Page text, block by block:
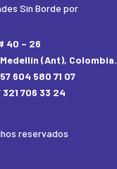
Sin Borde por
40 – 26
(Ant), Colombia.
604 580 71 07
706 33 24
reservados